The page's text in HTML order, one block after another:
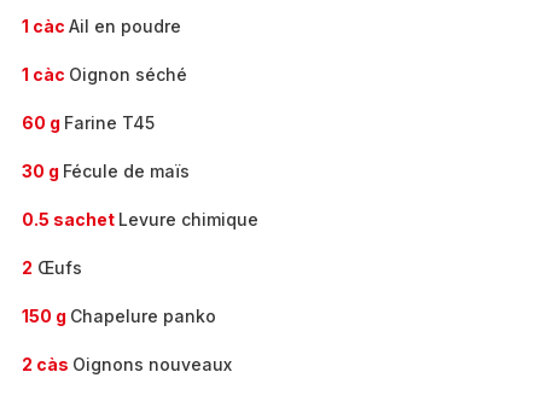
1 càc Ail en poudre
1 càc Oignon séché
60 g Farine T45
30 g Fécule de maïs
0.5 sachet Levure chimique
2 Œufs
150 g Chapelure panko
2 càs Oignons nouveaux